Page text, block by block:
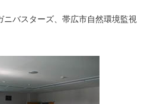
バスターズ、帯広市自然環境監視